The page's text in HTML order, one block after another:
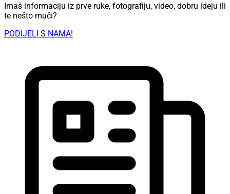
Imaš informaciju iz prve ruke, fotografiju, video, dobru ideju ili
te nešto muči?
PODIJELI S NAMA!